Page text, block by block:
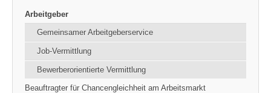
Arbeitgeber
Gemeinsamer Arbeitgeberservice
Job-Vermittlung
Bewerberorientierte Vermittlung
Beauftragter für Chancengleichheit am Arbeitsmarkt